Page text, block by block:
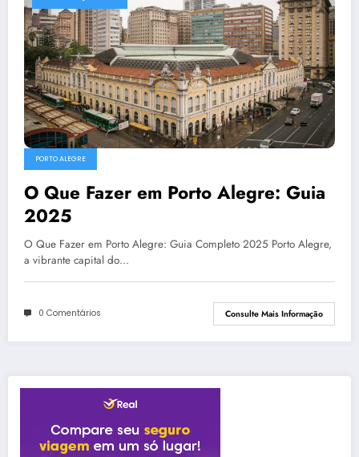
PORTO ALEGRE
O Que Fazer em Porto Alegre: Guia
2025
O Que Fazer em Porto Alegre: Guia Completo 2025 Porto Alegre,
a vibrante capital do…
0 Comentários Consulte Mais Informação